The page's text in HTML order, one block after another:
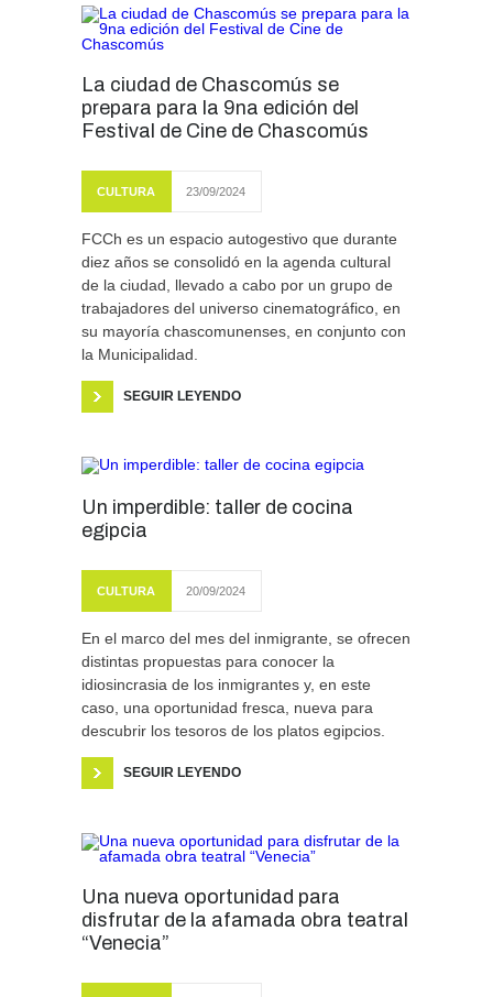
La ciudad de Chascomús se
prepara para la 9na edición del
Festival de Cine de Chascomús
CULTURA 23/09/2024
FCCh es un espacio autogestivo que durante
diez años se consolidó en la agenda cultural
de la ciudad, llevado a cabo por un grupo de
trabajadores del universo cinematográfico, en
su mayoría chascomunenses, en conjunto con
la Municipalidad.
SEGUIR LEYENDO
Un imperdible: taller de cocina
egipcia
CULTURA 20/09/2024
En el marco del mes del inmigrante, se ofrecen
distintas propuestas para conocer la
idiosincrasia de los inmigrantes y, en este
caso, una oportunidad fresca, nueva para
descubrir los tesoros de los platos egipcios.
SEGUIR LEYENDO
Una nueva oportunidad para
disfrutar de la afamada obra teatral
“Venecia”